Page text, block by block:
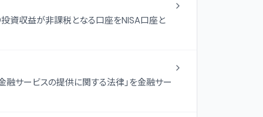
投資収益が非課税となる口座をNISA口座と
融サービスの提供に関する法律」を金融サー